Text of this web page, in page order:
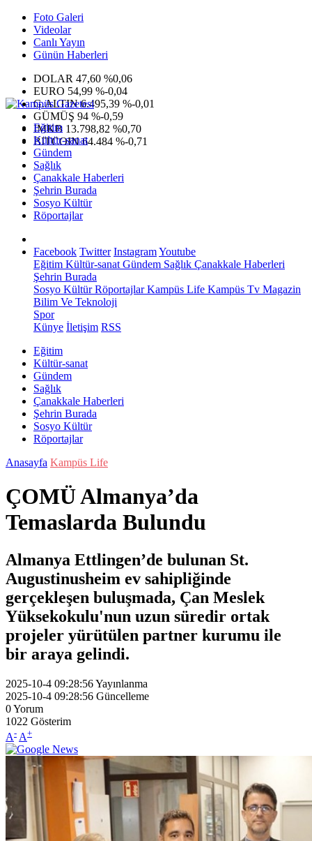
Foto Galeri
Videolar
Canlı Yayın
Günün Haberleri
DOLAR 47,60 %0,06
EURO 54,99 %-0,04
G.ALTIN6.495,39 %-0,01
GÜMÜŞ 94 %-0,59
IMKB 13.798,82 %0,70
BITCOIN64.484 %-0,71
Eğitim
Kültür-sanat
Gündem
Sağlık
Çanakkale Haberleri
Şehrin Burada
Sosyo Kültür
Röportajlar
Facebook Twitter InstagramYoutube
Eğitim Kültür-sanat Gündem Sağlık Çanakkale Haberleri
Şehrin Burada
Sosyo KültürRöportajlarKampüs Life Kampüs Tv Magazin
Bilim Ve Teknoloji
Spor
Künye İletişim RSS
Eğitim
Kültür-sanat
Gündem
Sağlık
Çanakkale Haberleri
Şehrin Burada
Sosyo Kültür
Röportajlar
Anasayfa Kampüs Life
ÇOMÜ Almanya’da
Temaslarda Bulundu
Almanya Ettlingen’de bulunan St.
Augustinusheim ev sahipliğinde
gerçekleşen buluşmada, Çan Meslek
Yüksekokulu'nun uzun süredir ortak
projeler yürütülen partner kurumu ile
bir araya gelindi.
2025-10-4 09:28:56Yayınlanma
2025-10-4 09:28:56 Güncelleme
0Yorum
1022 Gösterim
A- A+